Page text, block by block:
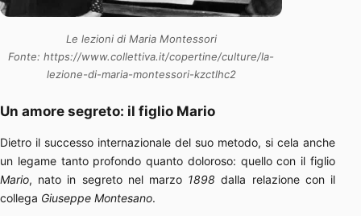
Le lezioni di Maria Montessori
Fonte: https://www.collettiva.it/copertine/culture/la-
lezione-di-maria-montessori-kzctlhc2
Un amore segreto: il figlio Mario
Dietro il successo internazionale del suo metodo, si cela anche
un legame tanto profondo quanto doloroso: quello con il figlio
Mario, nato in segreto nel marzo 1898 dalla relazione con il
collega Giuseppe Montesano.